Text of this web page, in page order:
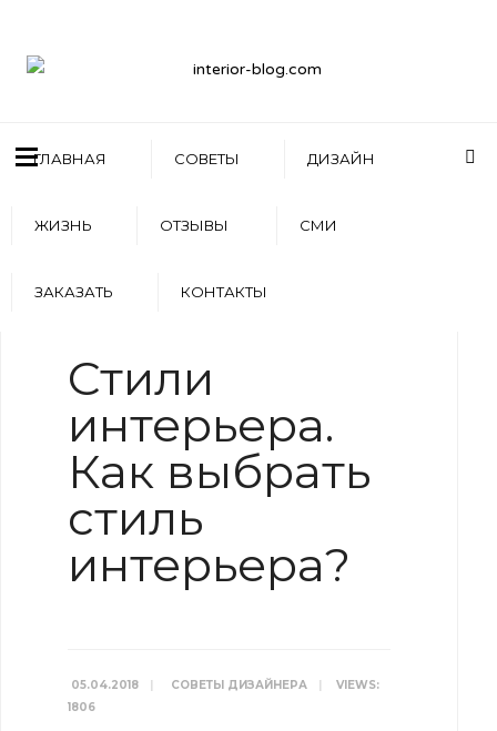
ГЛАВНАЯ СОВЕТЫ ДИЗАЙН
ЖИЗНЬ ОТЗЫВЫ СМИ
ЗАКАЗАТЬ КОНТАКТЫ
Стили
интерьера.
Как выбрать
стиль
интерьера?
05.04.2018 | СОВЕТЫ ДИЗАЙНЕРА |
VIEWS:
1806